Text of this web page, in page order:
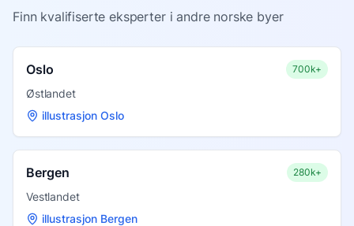
Finn kvalifiserte eksperter i andre norske byer
Oslo 700k+
Østlandet
illustrasjon Oslo
Bergen 280k+
Vestlandet
illustrasjon Bergen